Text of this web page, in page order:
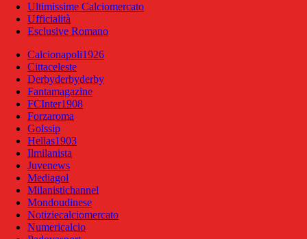
Ultimissime Calciomercato
Ufficialità
Esclusive Romano
Calcionapoli1926
Cittaceleste
Derbyderbyderby
Fantamagazine
FCInter1908
Forzaroma
Golssip
Hellas1903
Ilmilanista
Juvenews
Mediagol
Milanistichannel
Mondoudinese
Notiziecalciomercato
Numericalcio